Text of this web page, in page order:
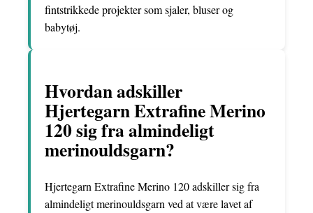
fintstrikkede projekter som sjaler, bluser og
babytøj.
Hvordan adskiller
Hjertegarn Extrafine Merino
120 sig fra almindeligt
merinouldsgarn?
Hjertegarn Extrafine Merino 120 adskiller sig fra
almindeligt merinouldsgarn ved at være lavet af